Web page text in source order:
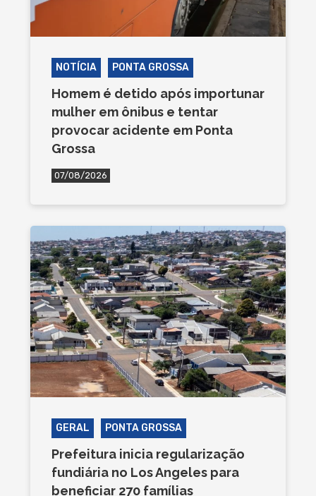
NOTÍCIA PONTA GROSSA
Homem é detido após importunar
mulher em ônibus e tentar
provocar acidente em Ponta
Grossa
07/08/2026
GERAL PONTA GROSSA
Prefeitura inicia regularização
fundiária no Los Angeles para
beneficiar 270 famílias